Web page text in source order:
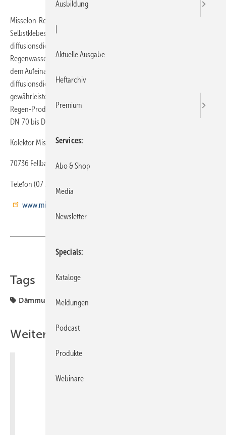
Misselon-Robust 035 Regen von Missel ermöglicht mit integriertem
Selbstklebestreifen und Schnellverschluss eine nachträgliche,
diffusionsdichte Dämmung im Gebäude verlegter
Regenwasserleitungen. Nach dem Abziehen des Schutzstreifens und
dem Aufeinanderpressen von Ober- und Unterseite ist die Dämmung
diffusionsdicht verschlossen. Der integrierte Klettverschluss
gewährleistet mechanische Sicherheit. Alle Misselon-Robust-035-
Regen-Produkte besitzen eine Dämmdicke von 16 mm. Sie sind von
DN 70 bis DN 150 erhältlich.
Kolektor Missel Insulations
70736 Fellbach
Telefon (07 11) 5 30 80
www.missel.de
Teilen
Tags
Dämmung Sanitär
Weitere Inhalte
Ausbildung
Aktuelle Ausgabe
Heftarchiv
Premium
Services
Abo & Shop
Media
Newsletter
Specials
Kataloge
Meldungen
Podcast
Produkte
Webinare